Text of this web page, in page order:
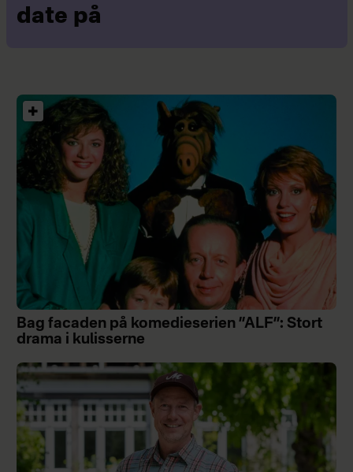
date på
Bag facaden på komedieserien ”ALF”: Stort
drama i kulisserne